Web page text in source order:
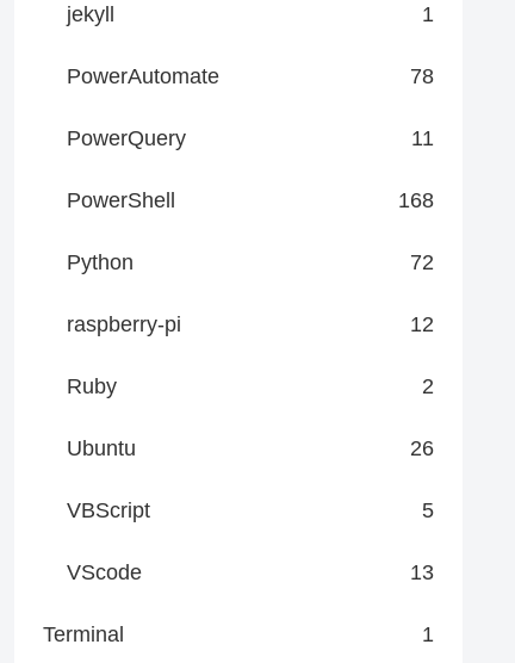
jekyll 1
PowerAutomate 78
PowerQuery 11
PowerShell 168
Python 72
raspberry-pi 12
Ruby 2
Ubuntu 26
VBScript 5
VScode 13
Terminal 1